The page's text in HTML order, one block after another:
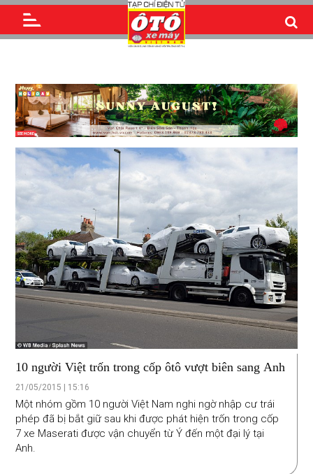
10 người Việt trốn trong cốp ôtô vượt biên sang Anh
21/05/2015 | 15:16
Một nhóm gồm 10 người Việt Nam nghi ngờ nhập cư trái
phép đã bị bắt giữ sau khi được phát hiện trốn trong cốp
7 xe Maserati được vận chuyển từ Ý đến một đại lý tại
Anh.